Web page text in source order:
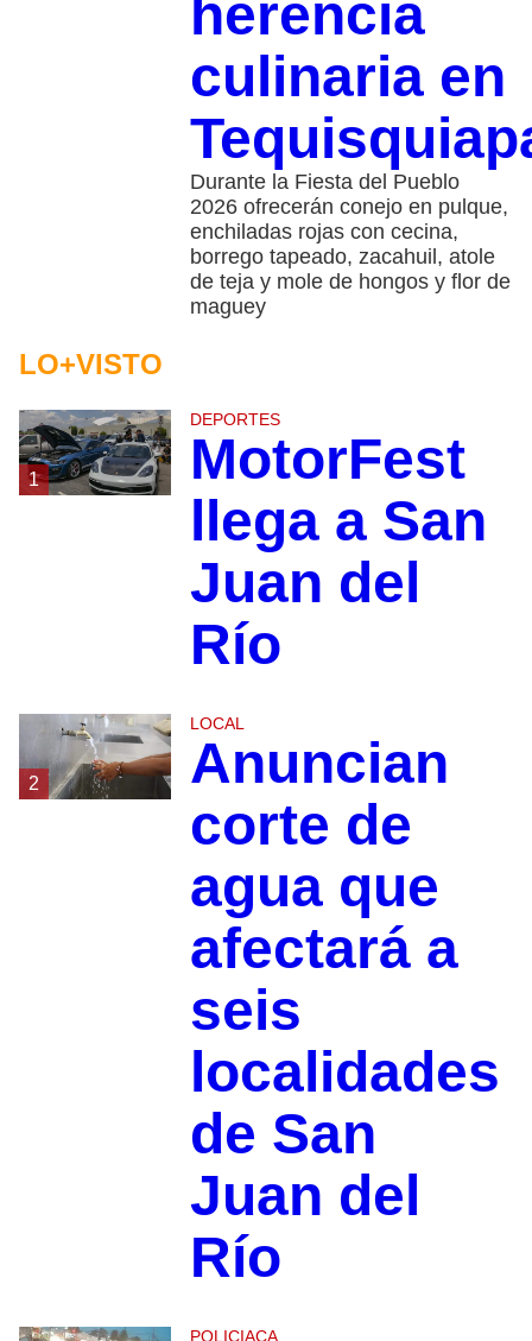
herencia
culinaria en
Durante la Fiesta del Pueblo
2026 ofrecerán conejo en pulque,
enchiladas rojas con cecina,
borrego tapeado, zacahuil, atole
de teja y mole de hongos y flor de
maguey
LO+VISTO
1
DEPORTES
MotorFest
llega a San
Juan del
Río
2
LOCAL
Anuncian
corte de
agua que
afectará a
seis
localidades
de San
Juan del
Río
POLICIACA